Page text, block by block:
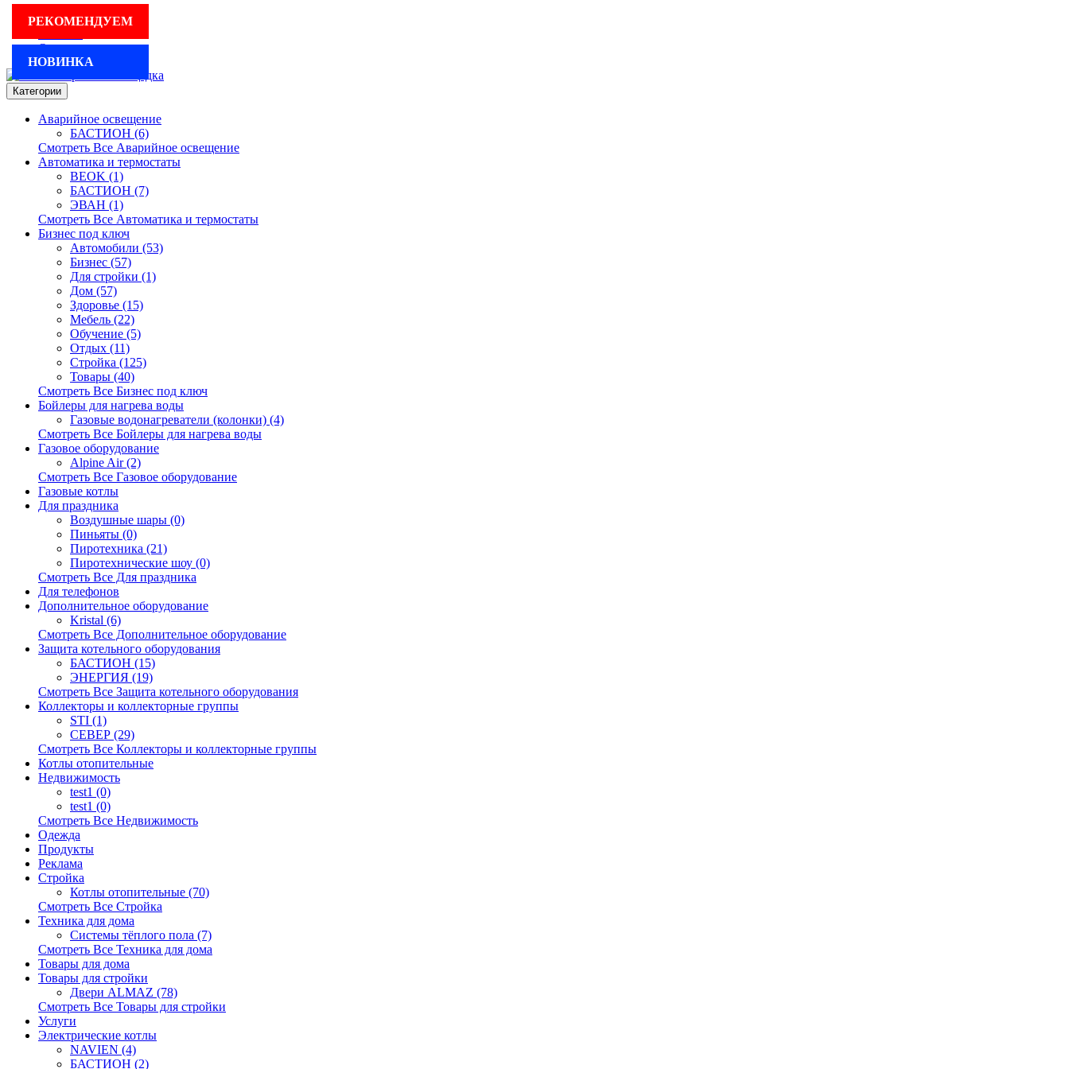
Для бизнеса
Оплата и доставка
Категории
Аварийное освещение
БАСТИОН (6)
Смотреть Все Аварийное освещение
Автоматика и термостаты
BEOK (1)
БАСТИОН (7)
ЭВАН (1)
Смотреть Все Автоматика и термостаты
Бизнес под ключ
Автомобили (53)
Бизнес (57)
Для стройки (1)
Дом (57)
Здоровье (15)
Мебель (22)
Обучение (5)
Отдых (11)
Стройка (125)
Товары (40)
Смотреть Все Бизнес под ключ
Бойлеры для нагрева воды
Газовые водонагреватели (колонки) (4)
Смотреть Все Бойлеры для нагрева воды
Газовое оборудование
Alpine Air (2)
Смотреть Все Газовое оборудование
Газовые котлы
Для праздника
Воздушные шары (0)
Пиньяты (0)
Пиротехника (21)
Пиротехнические шоу (0)
Смотреть Все Для праздника
Для телефонов
Дополнительное оборудование
Kristal (6)
Смотреть Все Дополнительное оборудование
Защита котельного оборудования
БАСТИОН (15)
ЭНЕРГИЯ (19)
Смотреть Все Защита котельного оборудования
Коллекторы и коллекторные группы
STI (1)
СЕВЕР (29)
Смотреть Все Коллекторы и коллекторные группы
Котлы отопительные
Недвижимость
test1 (0)
test1 (0)
Смотреть Все Недвижимость
Одежда
Продукты
Реклама
Стройка
Котлы отопительные (70)
Смотреть Все Стройка
Техника для дома
Системы тёплого пола (7)
Смотреть Все Техника для дома
Товары для дома
Товары для стройки
Двери ALMAZ (78)
Смотреть Все Товары для стройки
Услуги
Электрические котлы
NAVIEN (4)
БАСТИОН (2)
РЕКОМЕНДУЕМ
НОВИНКА